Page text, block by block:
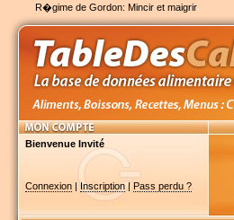
R�gime de Gordon: Mincir et maigrir
Bienvenue Invité
Connexion| Inscription| Pass perdu ?